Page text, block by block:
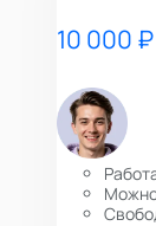
10 000